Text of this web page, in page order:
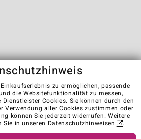
Cookies
Impressum
Vertrag widerrufen
stores in other countries:
zu ermöglichen, passende
die Websitefunktionalität zu messen,
Cookies. Sie können durch den
Verwendung aller Cookies zustimmen oder
können Sie jederzeit widerrufen. Weitere
in unseren Datenschutzhinweisen .